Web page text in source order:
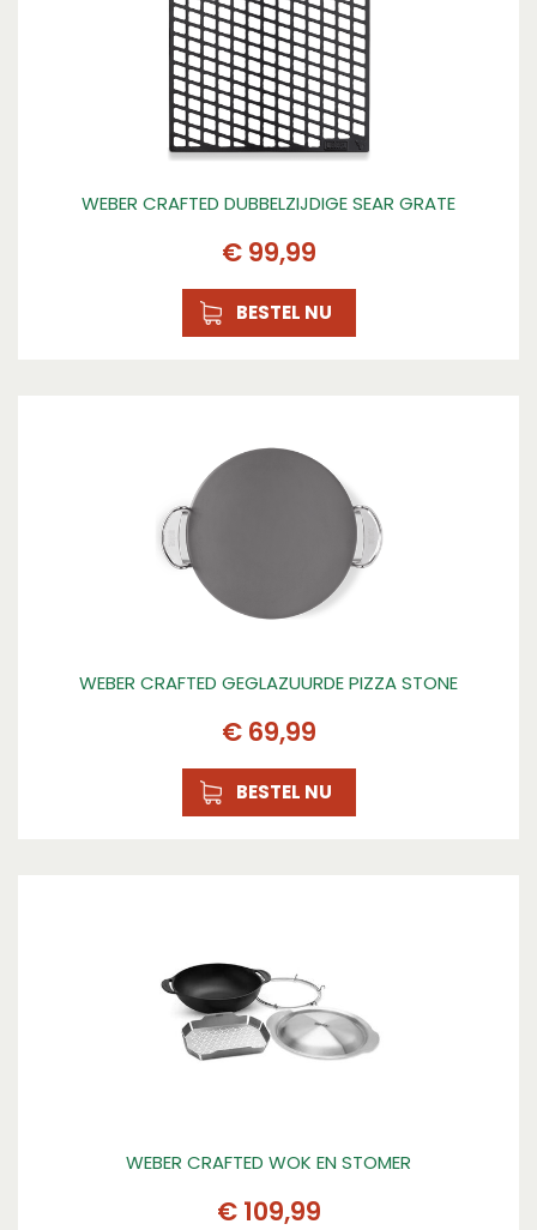
WEBER CRAFTED DUBBELZIJDIGE SEAR GRATE
€ 99,99
BESTEL NU
WEBER CRAFTED GEGLAZUURDE PIZZA STONE
€ 69,99
BESTEL NU
WEBER CRAFTED WOK EN STOMER
€ 109,99